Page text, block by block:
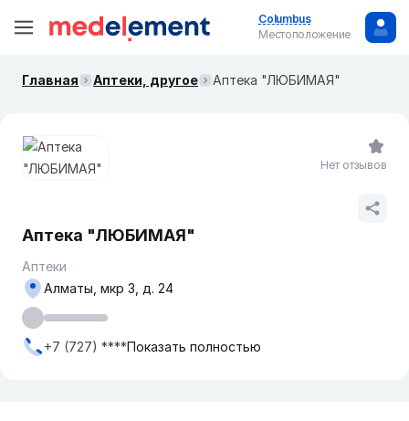
Columbus
Местоположение
Главная Аптеки, другое Аптека "ЛЮБИМАЯ"
Аптека "ЛЮБИМАЯ"
Аптеки
Алматы, мкр 3, д. 24
+7 (727) ****Показать полностью
Нет отзывов